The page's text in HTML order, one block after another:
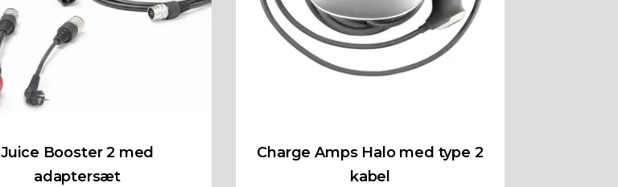
Juice Booster 2 med
adaptersæt
Charge Amps Halo med type 2
kabel